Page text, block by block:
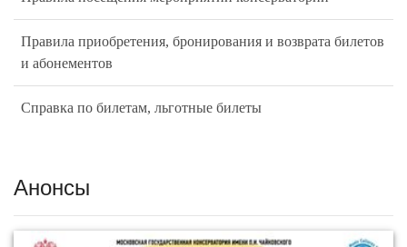
Правила приобретения, бронирования и возврата билетов
и абонементов
Справка по билетам, льготные билеты
Анонсы